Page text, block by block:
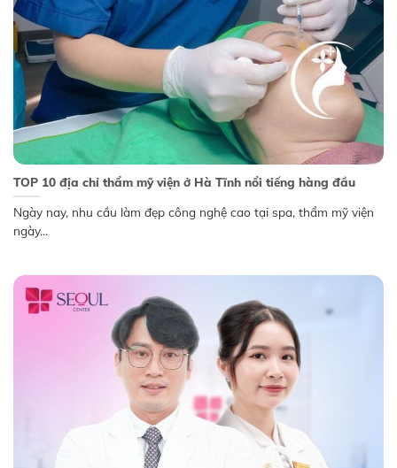
TOP 10 địa chỉ thẩm mỹ viện ở Hà Tĩnh nổi tiếng hàng đầu
Ngày nay, nhu cầu làm đẹp công nghệ cao tại spa, thẩm mỹ viện
ngày...